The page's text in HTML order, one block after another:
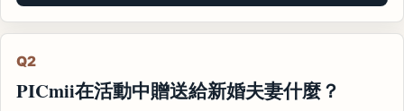
Q2
PICmii在活動中贈送給新婚夫妻什麼？